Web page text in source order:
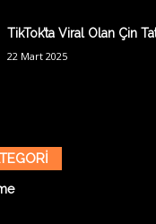
TikTok’ta Viral Olan Çin
22 Mart 2025